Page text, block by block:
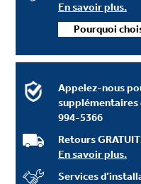
En savoir plus.
Pourquoi
Appelez-nous
supplémentaires
994-5366
Retours
En savoir plus.
Services